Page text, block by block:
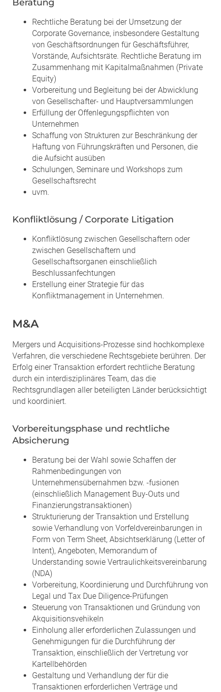
Beratung
Rechtliche Beratung bei der Umsetzung der
Corporate Governance, insbesondere Gestaltung
von Geschäftsordnungen für Geschäftsführer,
Vorstände, Aufsichtsräte. Rechtliche Beratung im
Zusammenhang mit Kapitalmaßnahmen (Private
Equity)
Vorbereitung und Begleitung bei der Abwicklung
von Gesellschafter- und Hauptversammlungen
Erfüllung der Offenlegungspflichten von
Unternehmen
Schaffung von Strukturen zur Beschränkung der
Haftung von Führungskräften und Personen, die
die Aufsicht ausüben
Schulungen, Seminare und Workshops zum
Gesellschaftsrecht
uvm.
Konfliktlösung / Corporate Litigation
Konfliktlösung zwischen Gesellschaftern oder
zwischen Gesellschaftern und
Gesellschaftsorganen einschließlich
Beschlussanfechtungen
Erstellung einer Strategie für das
Konfliktmanagement in Unternehmen.
M&A
Mergers und Acquisitions-Prozesse sind hochkomplexe
Verfahren, die verschiedene Rechtsgebiete berühren. Der
Erfolg einer Transaktion erfordert rechtliche Beratung
durch ein interdisziplinäres Team, das die
Rechtsgrundlagen aller beteiligten Länder berücksichtigt
und koordiniert.
Vorbereitungsphase und rechtliche
Absicherung
Beratung bei der Wahl sowie Schaffen der
Rahmenbedingungen von
Unternehmensübernahmen bzw. -fusionen
(einschließlich Management Buy-Outs und
Finanzierungstransaktionen)
Strukturierung der Transaktion und Erstellung
sowie Verhandlung von Vorfeldvereinbarungen in
Form von Term Sheet, Absichtserklärung (Letter of
Intent), Angeboten, Memorandum of
Understanding sowie Vertraulichkeitsvereinbarung
(NDA)
Vorbereitung, Koordinierung und Durchführung von
Legal und Tax Due Diligence-Prüfungen
Steuerung von Transaktionen und Gründung von
Akquisitionsvehikeln
Einholung aller erforderlichen Zulassungen und
Genehmigungen für die Durchführung der
Transaktion, einschließlich der Vertretung vor
Kartellbehörden
Gestaltung und Verhandlung der für die
Transaktionen erforderlichen Verträge und